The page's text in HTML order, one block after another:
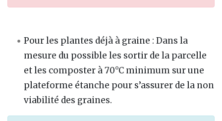
Pour les plantes déjà à graine : Dans la
mesure du possible les sortir de la parcelle
et les composter à 70°C minimum sur une
plateforme étanche pour s’assurer de la non
viabilité des graines.